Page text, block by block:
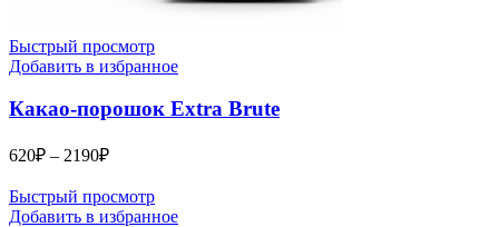
Быстрый просмотр
Добавить в избранное
Какао-порошок Extra Brute
620₽ – 2190₽Диапазон
620₽
–
Быстрый просмотр
Добавить в избранное